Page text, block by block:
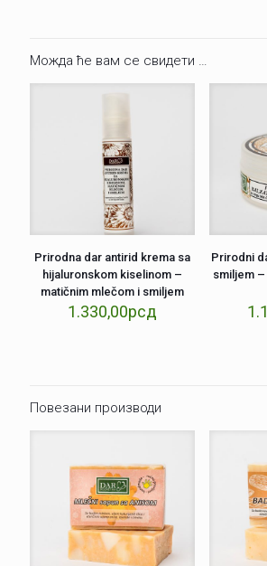
Можда ће вам се свидети …
Prirodna dar antirid krema sa
hijaluronskom kiselinom –
matičnim mlečom i smiljem
1.330,00рсд
Prirodni
smiljem
Повезани производи